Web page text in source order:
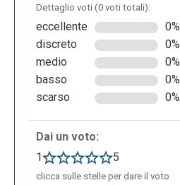
Dettaglio voti (0 voti totali):
eccellente
0%
discreto
0%
medio
0%
basso
0%
scarso
0%
Dai un voto:
1
5
clicca sulle stelle per dare il voto